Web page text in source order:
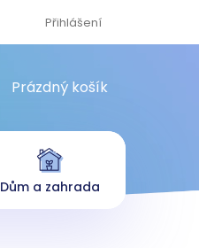
Přihlášení
NÁKUPNÍ KOŠÍK
Prázdný košík
Dům a zahrada